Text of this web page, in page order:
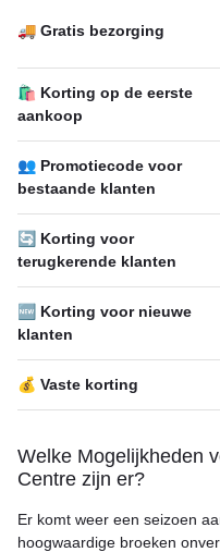
🚚 Gratis bezorging
🛍 Korting op de eerste
aankoop
👥 Promotiecode voor
bestaande klanten
🔄 Korting voor
terugkerende klanten
🆕 Korting voor nieuwe
klanten
💰 Vaste korting
Welke Mogelijkheden
Centre zijn er?
Er komt weer een seizoen
hoogwaardige broeken